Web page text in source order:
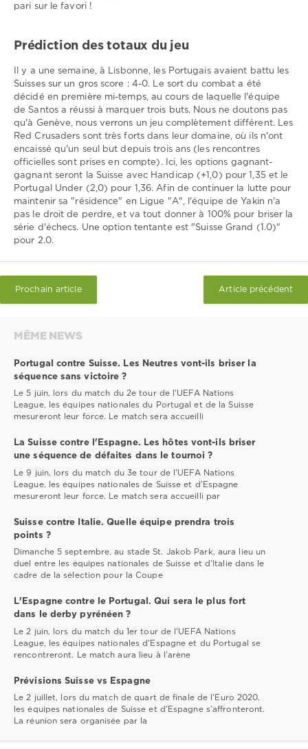
pari sur le favori !
Prédiction des totaux du jeu
Il y a une semaine, à Lisbonne, les Portugais avaient battu les
Suisses sur un gros score : 4-0. Le sort du combat a été
décidé en première mi-temps, au cours de laquelle l'équipe
de Santos a réussi à marquer trois buts. Nous ne doutons pas
qu'à Genève, nous verrons un jeu complètement différent. Les
Red Crusaders sont très forts dans leur domaine, où ils n'ont
encaissé qu'un seul but depuis trois ans (les rencontres
officielles sont prises en compte). Ici, les options gagnant-
gagnant seront la Suisse avec Handicap (+1,0) pour 1,35 et le
Portugal Under (2,0) pour 1,36. Afin de continuer la lutte pour
maintenir sa "résidence" en Ligue "A", l'équipe de Yakin n'a
pas le droit de perdre, et va tout donner à 100% pour briser la
série d'échecs. Une option tentante est "Suisse Grand (1.0)"
pour 2.0.
Prochain article Article précédent
MÊME NEWS
Portugal contre Suisse. Les Neutres vont-ils briser la
séquence sans victoire ?
Le 5 juin, lors du match du 2e tour de l'UEFA Nations
League, les équipes nationales du Portugal et de la Suisse
mesureront leur force. Le match sera accueilli
La Suisse contre l'Espagne. Les hôtes vont-ils briser
une séquence de défaites dans le tournoi ?
Le 9 juin, lors du match du 3e tour de l'UEFA Nations
League, les équipes nationales de Suisse et d'Espagne
mesureront leur force. Le match sera accueilli par
Suisse contre Italie. Quelle équipe prendra trois
points ?
Dimanche 5 septembre, au stade St. Jakob Park, aura lieu un
duel entre les équipes nationales de Suisse et d'Italie dans le
cadre de la sélection pour la Coupe
L'Espagne contre le Portugal. Qui sera le plus fort
dans le derby pyrénéen ?
Le 2 juin, lors du match du 1er tour de l'UEFA Nations
League, les équipes nationales d'Espagne et du Portugal se
rencontreront. Le match aura lieu à l'arène
Prévisions Suisse vs Espagne
Le 2 juillet, lors du match de quart de finale de l'Euro 2020,
les équipes nationales de Suisse et d'Espagne s'affronteront.
La réunion sera organisée par la